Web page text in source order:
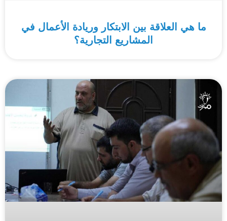
ما هي العلاقة بين الابتكار وريادة الأعمال في
المشاريع التجارية؟